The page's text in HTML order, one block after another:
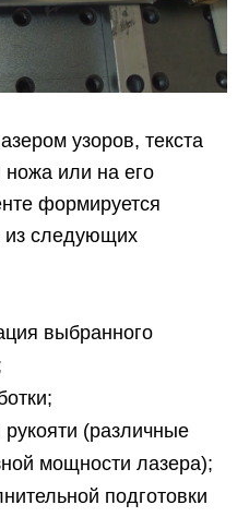
узоров, текста
ножа или на его
формируется
из следующих
выбранного
(различные
мощности лазера);
подготовки